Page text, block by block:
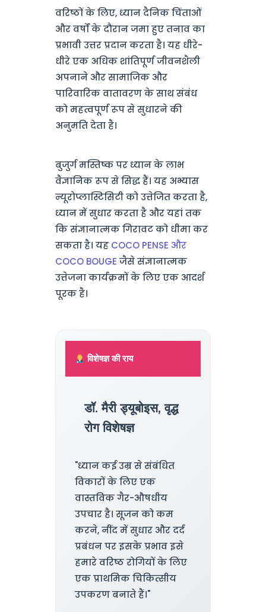
वरिष्ठों के लिए, ध्यान दैनिक चिंताओं
और वर्षों के दौरान जमा हुए तनाव का
प्रभावी उत्तर प्रदान करता है। यह धीरे-
धीरे एक अधिक शांतिपूर्ण जीवनशैली
अपनाने और सामाजिक और
पारिवारिक वातावरण के साथ संबंध
को महत्वपूर्ण रूप से सुधारने की
अनुमति देता है।
बुजुर्ग मस्तिष्क पर ध्यान के लाभ
वैज्ञानिक रूप से सिद्ध हैं। यह अभ्यास
न्यूरोप्लास्टिसिटी को उत्तेजित करता है,
ध्यान में सुधार करता है और यहां तक
कि संज्ञानात्मक गिरावट को धीमा कर
सकता है। यह COCO PENSE और
COCO BOUGE जैसे संज्ञानात्मक
उत्तेजना कार्यक्रमों के लिए एक आदर्श
पूरक है।
विशेषज्ञ की राय
डॉ. मैरी ड्यूबोइस, वृद्ध
रोग विशेषज्ञ
"ध्यान कई उम्र से संबंधित
विकारों के लिए एक
वास्तविक गैर-औषधीय
उपचार है। सूजन को कम
करने, नींद में सुधार और दर्द
प्रबंधन पर इसके प्रभाव इसे
हमारे वरिष्ठ रोगियों के लिए
एक प्राथमिक चिकित्सीय
उपकरण बनाते हैं।"